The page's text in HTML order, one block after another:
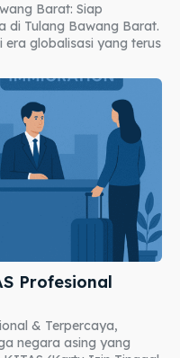
Barat: Siap
di Tulang Bawang Barat.
era globalisasi yang terus
Profesional
& Terpercaya,
negara asing yang